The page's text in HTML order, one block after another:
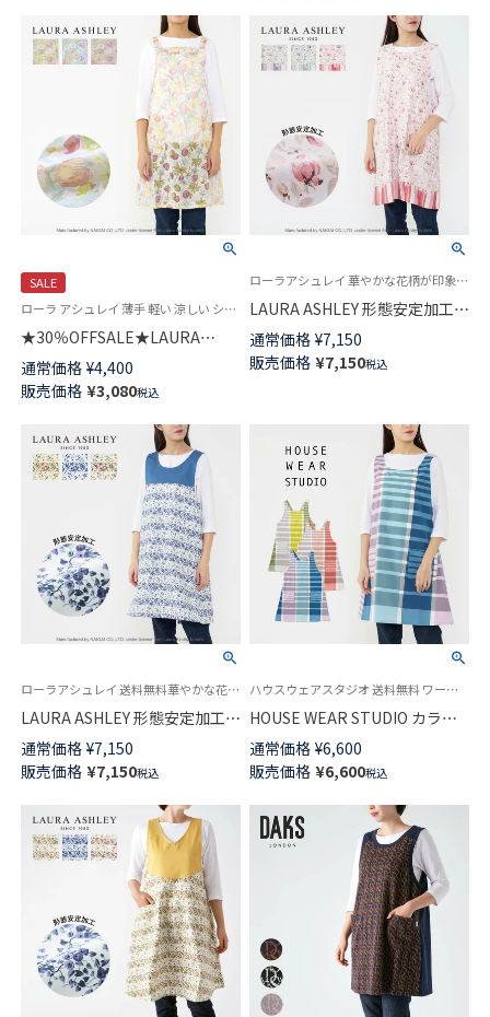
SALE
ローラ アシュレイ 薄手 軽い 涼しい シフォン エプロン ローラアシュレイにかわいいチューリップ柄が登場 たすき掛け 後ろクロス X型
★30％OFFSALE★LAURA
ASHLEY チューリップス柄 エプ
ロン 綿混 オパール加工 後結び
ロング 70283014
通常価格 ¥4,400
販売価格 ¥3,080税込
ローラアシュレイ 華やかな花柄が印象的なエプロン 母の日 プレゼント ギフト
LAURA ASHLEY 形態安定加工
40サテン オリシアピオニー柄
フリークロス バッククロス エ
プロン 70284008
通常価格 ¥7,150
販売価格 ¥7,150税込
ローラアシュレイ 送料無料華やかな花柄が印象的なエプロン 母の日 プレゼント ギフト
LAURA ASHLEY 形態安定加工
T/Cツイル ウェンダービースト
ライプ柄 フリークロス エプロ
ン 70284005
通常価格 ¥7,150
販売価格 ¥7,150税込
ハウスウェアスタジオ 送料無料 ワーク キッチン 袖なし かぶるだけ 母の日 プレゼント ギフト
HOUSE WEAR STUDIO カラー
ドグラデーション T/C先染め バ
ッククロス フリークロスレディ
ース エプロン 70373026
通常価格 ¥6,600
販売価格 ¥6,600税込